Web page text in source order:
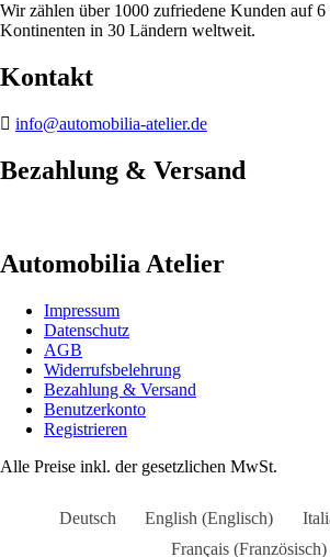
Wir zählen über 1000 zufriedene Kunden auf 6
Kontinenten in 30 Ländern weltweit.
Kontakt
info@automobilia-atelier.de
Bezahlung & Versand
Automobilia Atelier
Impressum
Datenschutz
AGB
Widerrufsbelehrung
Bezahlung & Versand
Benutzerkonto
Registrieren
Alle Preise inkl. der gesetzlichen MwSt.
Deutsch English (Englisch)
Français (Französisch)